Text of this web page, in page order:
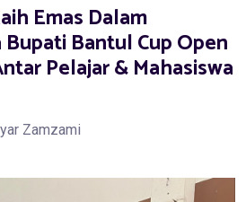
Emas Dalam
Bantul Cup Open
Pelajar & Mahasiswa
Zamzami